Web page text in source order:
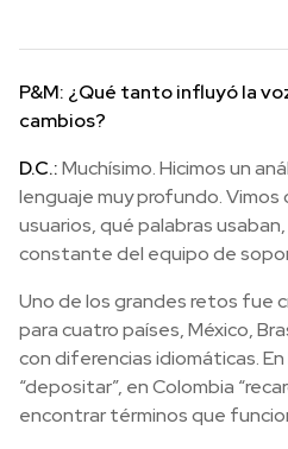
P&M: ¿Qué tanto influyó la
cambios?
D.C.:Muchísimo. Hicimos un
lenguaje muy profundo. Vimos
usuarios, qué palabras
constante del equipo de
Uno de los grandes retos fue
para cuatro países, México,
con diferencias idiomáticas.
“depositar”, en Colombia
encontrar términos que